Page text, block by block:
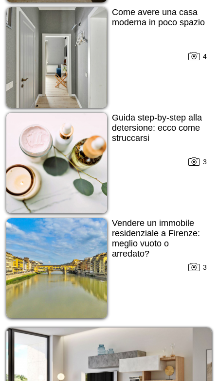
Come avere una casa
moderna in poco spazio
4
Guida step-by-step alla
detersione: ecco come
struccarsi
3
Vendere un immobile
residenziale a Firenze:
meglio vuoto o
arredato?
3